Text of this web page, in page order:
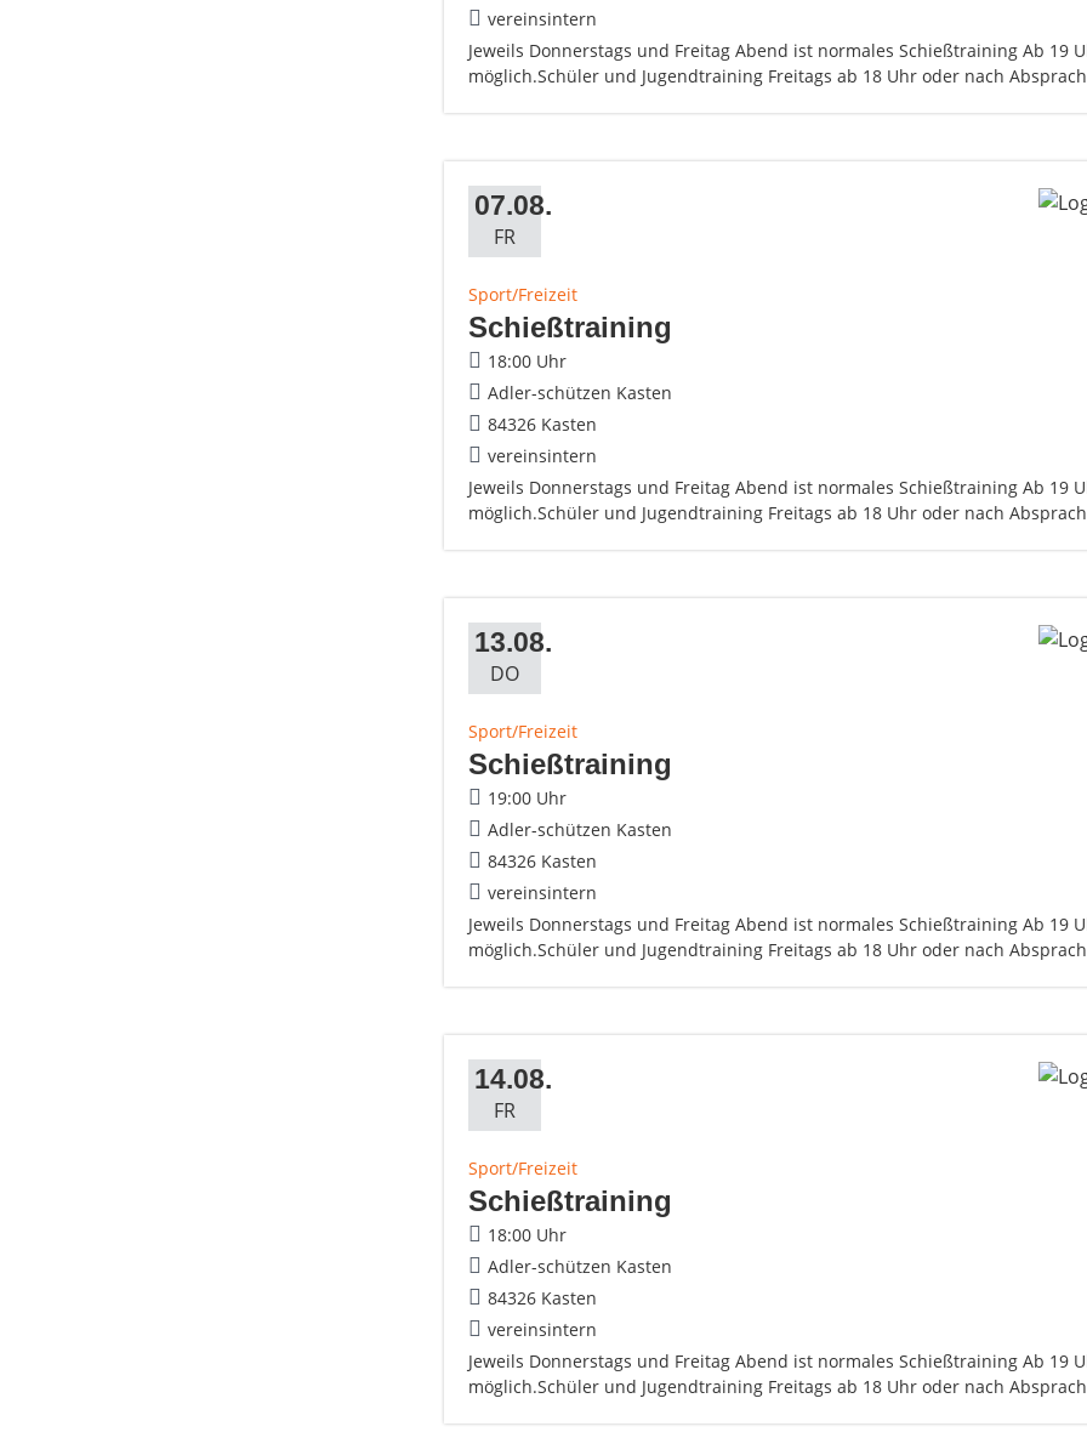
vereinsintern
Jeweils Donnerstags und Freitag Abend ist normales Schießtraining Ab 19
möglich.Schüler und Jugendtraining Freitags ab 18 Uhr oder nach
07.08.
FR
Sport/Freizeit
Schießtraining
18:00 Uhr
Adler-schützen Kasten
84326 Kasten
vereinsintern
Jeweils Donnerstags und Freitag Abend ist normales Schießtraining Ab 19
möglich.Schüler und Jugendtraining Freitags ab 18 Uhr oder nach
13.08.
DO
Sport/Freizeit
Schießtraining
19:00 Uhr
Adler-schützen Kasten
84326 Kasten
vereinsintern
Jeweils Donnerstags und Freitag Abend ist normales Schießtraining Ab 19
möglich.Schüler und Jugendtraining Freitags ab 18 Uhr oder nach
14.08.
FR
Sport/Freizeit
Schießtraining
18:00 Uhr
Adler-schützen Kasten
84326 Kasten
vereinsintern
Jeweils Donnerstags und Freitag Abend ist normales Schießtraining Ab 19
möglich.Schüler und Jugendtraining Freitags ab 18 Uhr oder nach